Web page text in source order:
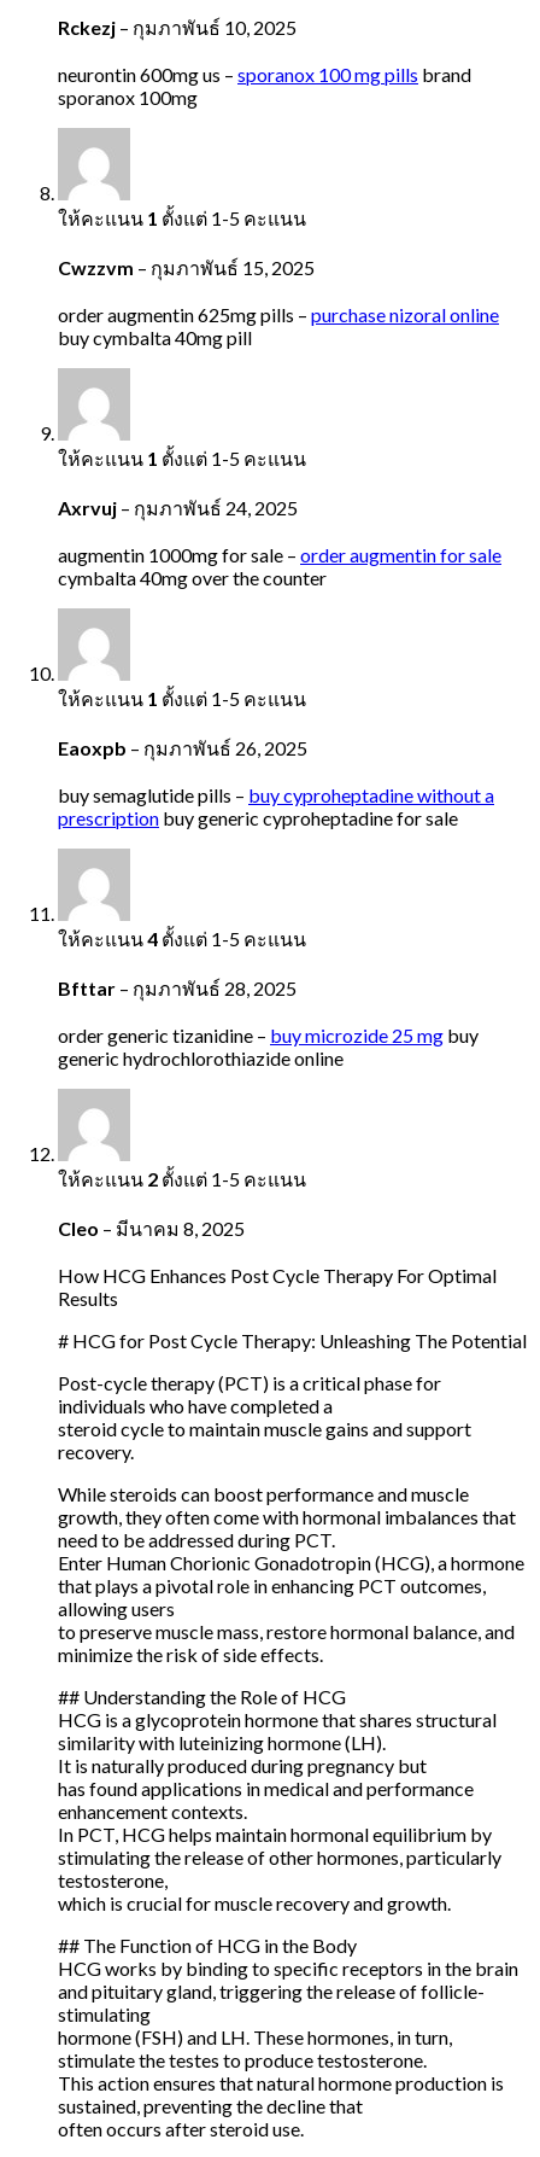
Rckezj – กุมภาพันธ์ 10, 2025
neurontin 600mg us – sporanox 100 mg pills brand
sporanox 100mg
ให้คะแนน 1 ตั้งแต่ 1-5 คะแนน
Cwzzvm – กุมภาพันธ์ 15, 2025
order augmentin 625mg pills – purchase nizoral online
buy cymbalta 40mg pill
ให้คะแนน 1 ตั้งแต่ 1-5 คะแนน
Axrvuj – กุมภาพันธ์ 24, 2025
augmentin 1000mg for sale – order augmentin for sale
cymbalta 40mg over the counter
ให้คะแนน 1 ตั้งแต่ 1-5 คะแนน
Eaoxpb – กุมภาพันธ์ 26, 2025
buy semaglutide pills – buy cyproheptadine without a
prescription buy generic cyproheptadine for sale
ให้คะแนน4 ตั้งแต่ 1-5 คะแนน
Bfttar – กุมภาพันธ์ 28, 2025
order generic tizanidine – buy microzide 25 mg buy
generic hydrochlorothiazide online
ให้คะแนน 2 ตั้งแต่ 1-5 คะแนน
Cleo – มีนาคม 8, 2025
How HCG Enhances Post Cycle Therapy For Optimal
Results
# HCG for Post Cycle Therapy: Unleashing The Potential
Post-cycle therapy (PCT) is a critical phase for
individuals who have completed a
steroid cycle to maintain muscle gains and support
recovery.
While steroids can boost performance and muscle
growth, they often come with hormonal imbalances that
need to be addressed during PCT.
Enter Human Chorionic Gonadotropin (HCG), a hormone
that plays a pivotal role in enhancing PCT outcomes,
allowing users
to preserve muscle mass, restore hormonal balance, and
minimize the risk of side effects.
## Understanding the Role of HCG
HCG is a glycoprotein hormone that shares structural
similarity with luteinizing hormone (LH).
It is naturally produced during pregnancy but
has found applications in medical and performance
enhancement contexts.
In PCT, HCG helps maintain hormonal equilibrium by
stimulating the release of other hormones, particularly
testosterone,
which is crucial for muscle recovery and growth.
## The Function of HCG in the Body
HCG works by binding to specific receptors in the brain
and pituitary gland, triggering the release of follicle-
stimulating
hormone (FSH) and LH. These hormones, in turn,
stimulate the testes to produce testosterone.
This action ensures that natural hormone production is
sustained, preventing the decline that
often occurs after steroid use.